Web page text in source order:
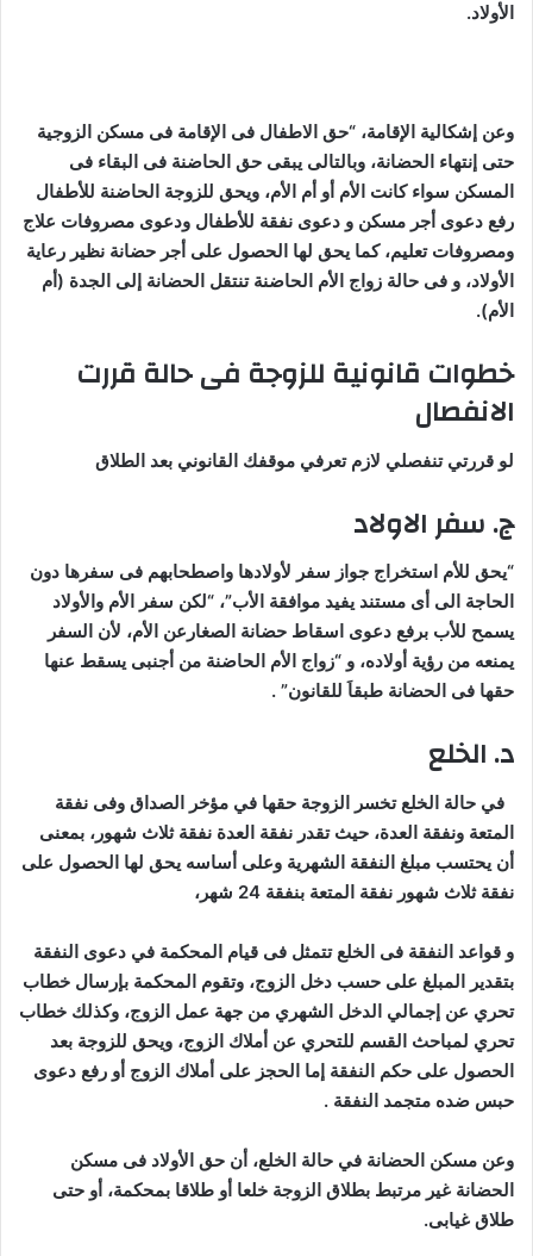
الأولاد.
وعن إشكالية الإقامة، “حق الاطفال فى الإقامة فى مسكن الزوجية
حتى إنتهاء الحضانة، وبالتالى يبقى حق الحاضنة فى البقاء فى
المسكن سواء كانت الأم أو أم الأم، ويحق للزوجة الحاضنة للأطفال
رفع دعوى أجر مسكن و دعوى نفقة للأطفال ودعوى مصروفات علاج
ومصروفات تعليم، كما يحق لها الحصول على أجر حضانة نظير رعاية
الأولاد، و فى حالة زواج الأم الحاضنة تنتقل الحضانة إلى الجدة (أم
الأم).
خطوات قانونية للزوجة فى حالة قررت
الانفصال
لو قررتي تنفصلي لازم تعرفي موقفك القانوني بعد الطلاق
ج. سفر الاولاد
“يحق للأم استخراج جواز سفر لأولادها واصطحابهم فى سفرها دون
الحاجة الى أى مستند يفيد موافقة الأب”، “لكن سفر الأم والأولاد
يسمح للأب برفع دعوى اسقاط حضانة الصغارعن الأم، لأن السفر
يمنعه من رؤية أولاده، و “زواج الأم الحاضنة من أجنبى يسقط عنها
حقها فى الحضانة طبقاَ للقانون” .
د. الخلع
في حالة الخلع تخسر الزوجة حقها في مؤخر الصداق وفى نفقة
المتعة ونفقة العدة، حيث تقدر نفقة العدة نفقة ثلاث شهور، بمعنى
أن يحتسب مبلغ النفقة الشهرية وعلى أساسه يحق لها الحصول على
نفقة ثلاث شهور نفقة المتعة بنفقة 24 شهر،
و قواعد النفقة فى الخلع تتمثل فى قيام المحكمة في دعوى النفقة
بتقدير المبلغ على حسب دخل الزوج، وتقوم المحكمة بإرسال خطاب
تحري عن إجمالي الدخل الشهري من جهة عمل الزوج، وكذلك خطاب
تحري لمباحث القسم للتحري عن أملاك الزوج، ويحق للزوجة بعد
الحصول على حكم النفقة إما الحجز على أملاك الزوج أو رفع دعوى
حبس ضده متجمد النفقة .
وعن مسكن الحضانة في حالة الخلع، أن حق الأولاد فى مسكن
الحضانة غير مرتبط بطلاق الزوجة خلعا أو طلاقا بمحكمة، أو حتى
طلاق غيابى.